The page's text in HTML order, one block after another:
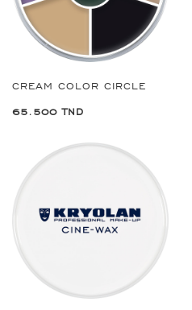
CREAM COLOR CIRCLE
65.500 TND